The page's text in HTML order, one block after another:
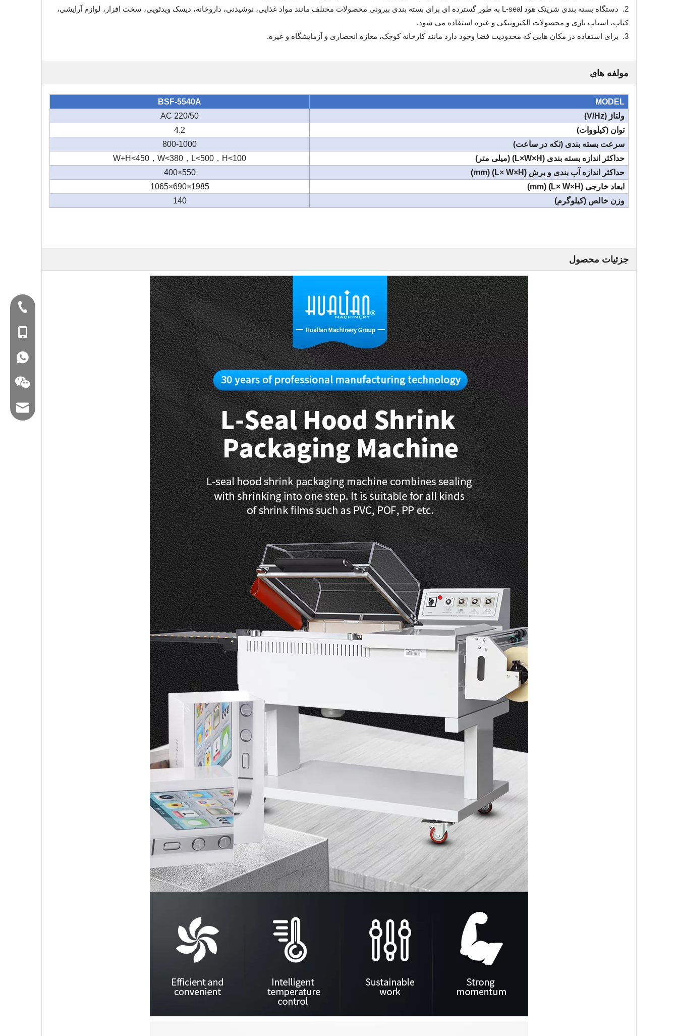
2. دستگاه بسته بندی شرینک هود L-seal به طور گسترده ای برای بسته بندی بیرونی محصولات مختلف مانند مواد غذایی، نوشیدنی، داروخانه، دیسک ویدئویی، سخت افزار، لوازم آرایشی،
کتاب، اسباب بازی و محصولات الکترونیکی و غیره استفاده می شود.
3. برای استفاده در مکان هایی که محدودیت فضا وجود دارد مانند کارخانه کوچک، مغازه انحصاری و آزمایشگاه و غیره.
مولفه های
MODEL
BSF-5540A
ولتاژ (V/Hz)
AC 220/50
توان (کیلووات)
4.2
سرعت بسته بندی (تکه در ساعت)
800-1000
حداکثر اندازه بسته بندی (L×W×H) (میلی متر)
W+H<450 ， W<380 ， L<500 ， H<100
حداکثر اندازه آب بندی و برش (L× W×H) (mm)
550×400
ابعاد خارجی (L× W×H) (mm)
1985×690×1065
وزن خالص (کیلوگرم)
140
جزئیات محصول
WA: 0086 18858715170
ایمیل: hl@hualian.biz